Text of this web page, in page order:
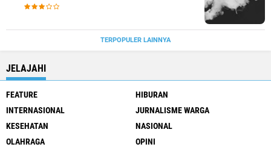
TERPOPULER LAINNYA
JELAJAHI
FEATURE
HIBURAN
INTERNASIONAL
JURNALISME WARGA
KESEHATAN
NASIONAL
OLAHRAGA
OPINI